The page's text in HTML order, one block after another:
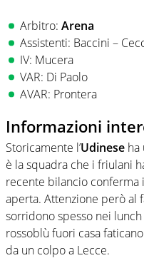
Arbitro: Arena
Assistenti: Baccini –
IV: Mucera
VAR: Di Paolo
AVAR: Prontera
Informazioni
Storicamente l’Udinese ha
è la squadra che i friulani
recente bilancio conferma
aperta. Attenzione però al
sorridono spesso nei
rossoblù fuori casa
da un colpo a Lecce.